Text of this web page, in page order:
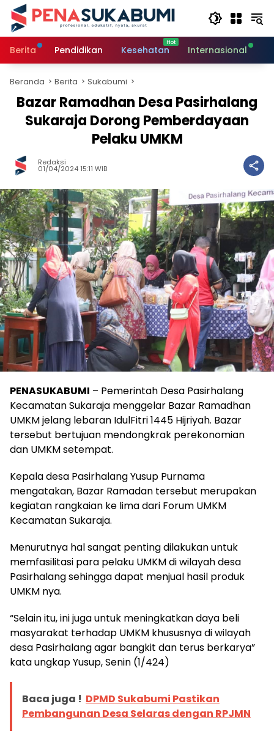
Langsung
konten
Berita
Pendidikan Kesehatan Internasional
Beranda Berita Sukabumi
Bazar Ramadhan Desa Pasirhalang
Sukaraja Dorong Pemberdayaan
Pelaku UMKM
Redaksi
01/04/2024 15:11 WIB
PENASUKABUMI – Pemerintah Desa Pasirhalang
Kecamatan Sukaraja menggelar Bazar Ramadhan
UMKM jelang lebaran IdulFitri 1445 Hijriyah. Bazar
tersebut bertujuan mendongkrak perekonomian
dan UMKM setempat.
Kepala desa Pasirhalang Yusup Purnama
mengatakan, Bazar Ramadan tersebut merupakan
kegiatan rangkaian ke lima dari Forum UMKM
Kecamatan Sukaraja.
Menurutnya hal sangat penting dilakukan untuk
memfasilitasi para pelaku UMKM di wilayah desa
Pasirhalang sehingga dapat menjual hasil produk
UMKM nya.
“Selain itu, ini juga untuk meningkatkan daya beli
masyarakat terhadap UMKM khususnya di wilayah
desa Pasirhalang agar bangkit dan terus berkarya”
kata ungkap Yusup, Senin (1/424)
Baca juga ! DPMD Sukabumi Pastikan
Pembangunan Desa Selaras dengan RPJMN